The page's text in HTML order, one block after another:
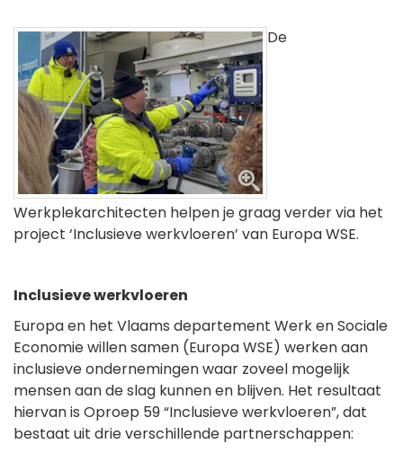
De
Werkplekarchitecten helpen je graag verder via het
project ‘Inclusieve werkvloeren’ van Europa WSE.
Inclusieve werkvloeren
Europa en het Vlaams departement Werk en Sociale
Economie willen samen (Europa WSE) werken aan
inclusieve ondernemingen waar zoveel mogelijk
mensen aan de slag kunnen en blijven. Het resultaat
hiervan is Oproep 59 “Inclusieve werkvloeren”, dat
bestaat uit drie verschillende partnerschappen: